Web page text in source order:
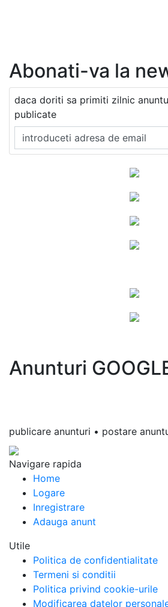
Abonati-va la
daca doriti sa primiti zilnic
publicate
Anunturi
anunturi • postare
Navigare rapida
Home
Logare
Inregistrare
Adauga anunt
Utile
Politica de confidentialitate
Termeni si conditii
Politica privind cookie-urile
Modificarea datelor